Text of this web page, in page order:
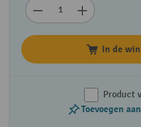
In de
Product
Toevoegen